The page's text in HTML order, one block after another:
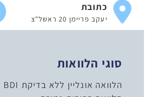
כתובת
יעקב פריימן 20 ראשל"צ
סוגי הלוואות
הלוואה אונליין ללא בדיקת BDI